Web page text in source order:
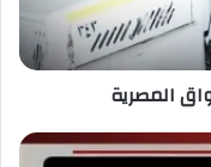
المصرية